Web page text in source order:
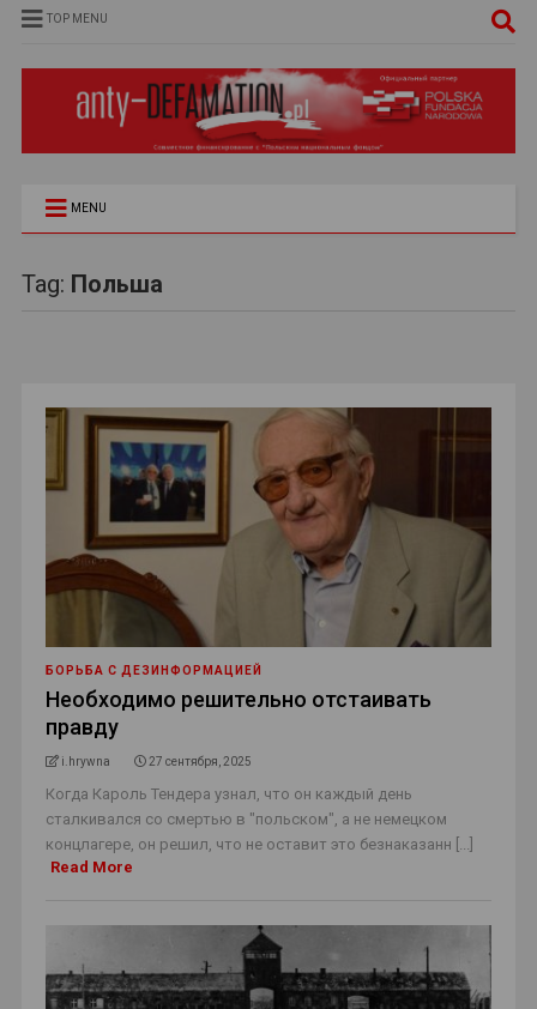
TOP MENU
MENU
Tag: Польша
БОРЬБА С ДЕЗИНФОРМАЦИЕЙ
Необходимо решительно отстаивать
правду
i.hrywna 27 сентября, 2025
Когда Кароль Тендера узнал, что он каждый день
сталкивался со смертью в "польском", а не немецком
концлагере, он решил, что не оставит это безнаказанн [...]
Read More